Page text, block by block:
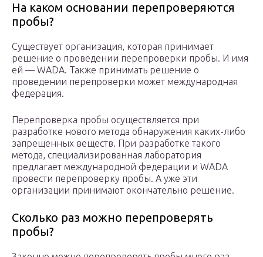
На каком основании перепроверяются
пробы?
Существует организация, которая принимает
решение о проведении перепроверки пробы. И имя
ей — WADA. Также принимать решение о
проведении перепроверки может международная
федерация.
Перепроверка пробы осуществляется при
разработке нового метода обнаружения каких-либо
запрещенных веществ. При разработке такого
метода, специализированная лаборатория
предлагает международной федерации и WADA
провести перепроверку пробы. А уже эти
организации принимают окончательно решение.
Сколько раз можно перепроверять
пробы?